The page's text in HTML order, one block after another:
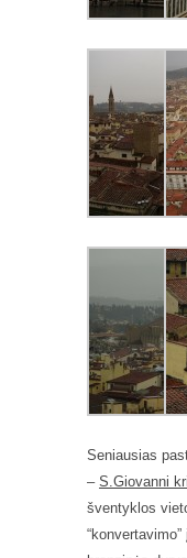
Seniausias
– S.Giovanni
šventyklos